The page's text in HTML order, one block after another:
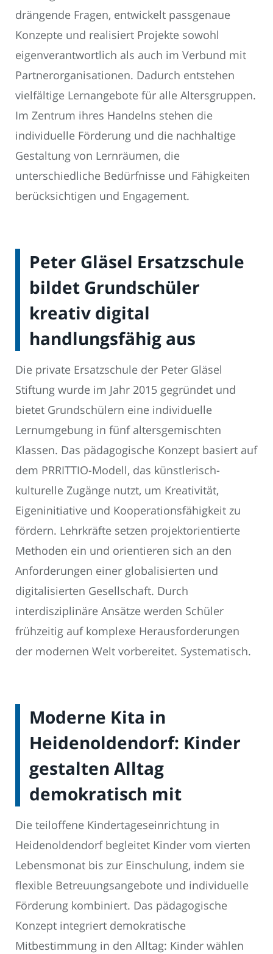
drängende Fragen, entwickelt passgenaue
Konzepte und realisiert Projekte sowohl
eigenverantwortlich als auch im Verbund mit
Partnerorganisationen. Dadurch entstehen
vielfältige Lernangebote für alle Altersgruppen.
Im Zentrum ihres Handelns stehen die
individuelle Förderung und die nachhaltige
Gestaltung von Lernräumen, die
unterschiedliche Bedürfnisse und Fähigkeiten
berücksichtigen und Engagement.
Peter Gläsel Ersatzschule
bildet Grundschüler
kreativ digital
handlungsfähig aus
Die private Ersatzschule der Peter Gläsel
Stiftung wurde im Jahr 2015 gegründet und
bietet Grundschülern eine individuelle
Lernumgebung in fünf altersgemischten
Klassen. Das pädagogische Konzept basiert auf
dem PRRITTIO-Modell, das künstlerisch-
kulturelle Zugänge nutzt, um Kreativität,
Eigeninitiative und Kooperationsfähigkeit zu
fördern. Lehrkräfte setzen projektorientierte
Methoden ein und orientieren sich an den
Anforderungen einer globalisierten und
digitalisierten Gesellschaft. Durch
interdisziplinäre Ansätze werden Schüler
frühzeitig auf komplexe Herausforderungen
der modernen Welt vorbereitet. Systematisch.
Moderne Kita in
Heidenoldendorf: Kinder
gestalten Alltag
demokratisch mit
Die teiloffene Kindertageseinrichtung in
Heidenoldendorf begleitet Kinder vom vierten
Lebensmonat bis zur Einschulung, indem sie
flexible Betreuungsangebote und individuelle
Förderung kombiniert. Das pädagogische
Konzept integriert demokratische
Mitbestimmung in den Alltag: Kinder wählen